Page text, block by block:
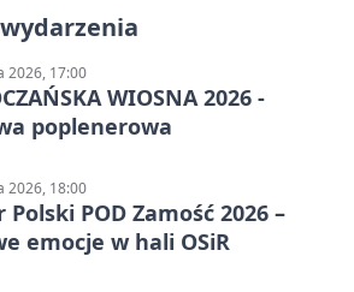
2026, 17:00
WIOSNA 2026 -
poplenerowa
2026, 18:00
Polski POD Zamość 2026 –
emocje w hali OSiR